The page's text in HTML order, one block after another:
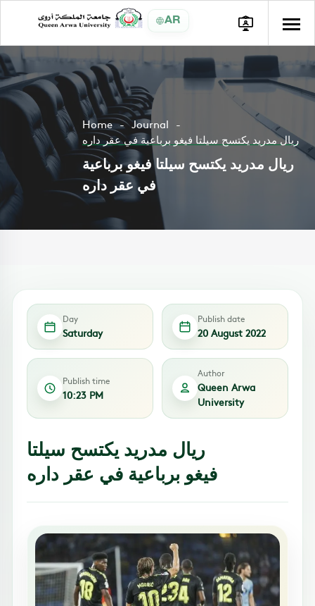
AR
Home
Journal
ريال مدريد يكتسح سيلتا فيغو برباعية في عقر داره
ريال مدريد يكتسح سيلتا فيغو برباعية
في عقر داره
Day
Saturday
Publish date
20 August 2022
Publish time
10:23 PM
Author
Queen Arwa
University
ريال مدريد يكتسح سيلتا
فيغو برباعية في عقر داره